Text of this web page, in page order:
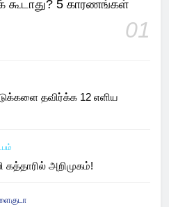
5 காரணங்கள்
01
தவிர்க்க 12 எளிய
கத்தாரில் அறிமுகம்!